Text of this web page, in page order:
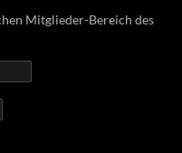
Mitglieder-Bereich des